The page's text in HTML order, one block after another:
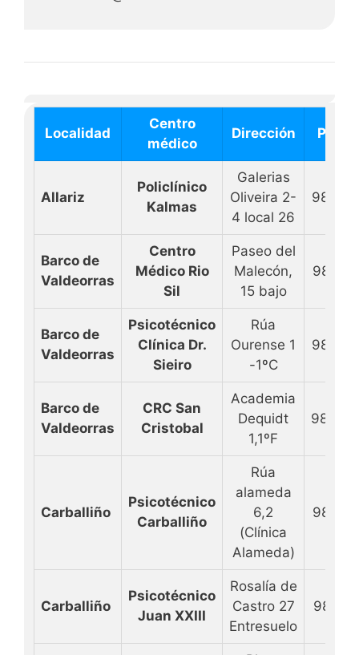
Localidad
Centro
médico
Dirección Pedir
Allariz
Policlínico
Kalmas
Galerias
Oliveira 2-
4 local 26
Barco de
Valdeorras
Centro
Médico Rio
Sil
Paseo del
Malecón,
15 bajo
Barco de
Valdeorras
Psicotécnico
Clínica Dr.
Sieiro
Rúa
Ourense 1
-1ºC
Barco de
Valdeorras
CRC San
Cristobal
Academia
Dequidt
1,1ºF
Carballiño
Psicotécnico
Carballiño
Rúa
alameda
6,2
(Clínica
Alameda)
Carballiño
Psicotécnico
Juan XXIII
Rosalía de
Castro 27
Entresuelo